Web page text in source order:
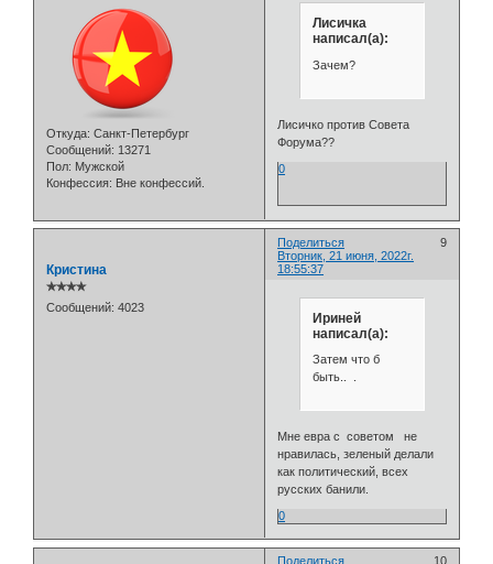
Откуда: Санкт-Петербург
Сообщений: 13271
Пол: Мужской
Конфессия: Вне конфессий.
Лисичка
написал(а):
Зачем?
Лисичко против Совета
Форума??
0
Поделиться
9
Вторник, 21 июня, 2022г.
18:55:37
Кристина
✯✯✯✯
Сообщений: 4023
Ириней
написал(а):
Затем что б
быть.. .
Мне евра с советом не
нравилась, зеленый делали
как политический, всех
русских банили.
0
Поделиться
10